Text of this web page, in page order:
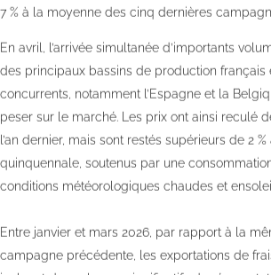
7 % à la moyenne des cinq dernières
En avril, l’arrivée simultanée d’importants
des principaux bassins de production français
concurrents, notamment l’Espagne et la
peser sur le marché. Les prix ont ainsi reculé
l’an dernier, mais sont restés supérieurs de 2
quinquennale, soutenus par une
conditions météorologiques chaudes et
Entre janvier et mars 2026, par rapport à la
campagne précédente, les exportations de